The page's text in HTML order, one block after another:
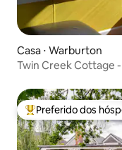
Casa ⋅ Warburton
Twin Creek Cottage
Entre os melhores
Preferido dos